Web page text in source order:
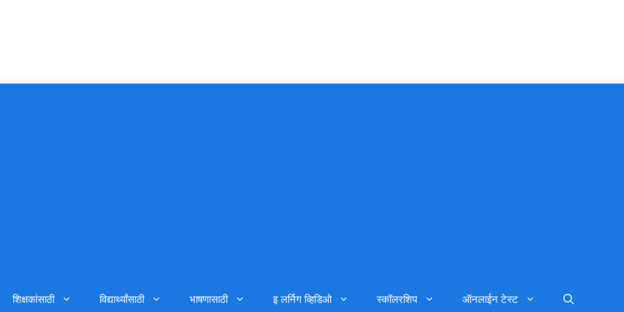
शिक्षकांसाठी विद्यार्थ्यांसाठी भाषणासाठी इ लर्निग व्हिडिओ स्कॉलरशिप ऑनलाईन टेस्ट